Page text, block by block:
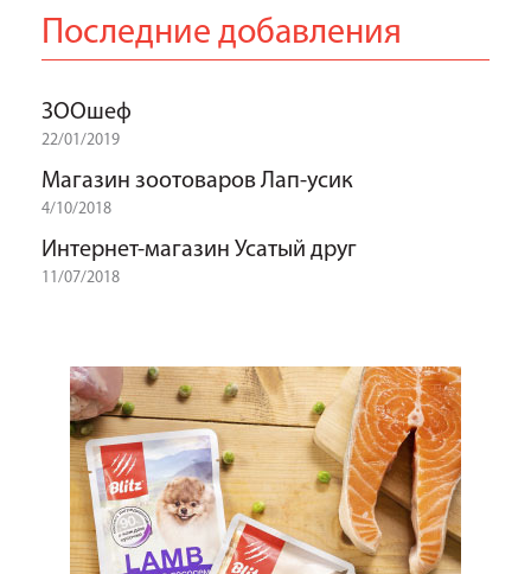
Последние добавления
ЗООшеф
22/01/2019
Магазин зоотоваров Лап-усик
4/10/2018
Интернет-магазин Усатый друг
11/07/2018